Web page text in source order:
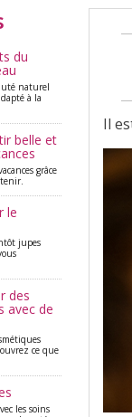
du
naturel
à la
belle et
grâce
le
jupes
des
avec de
ce que
les soins
Il